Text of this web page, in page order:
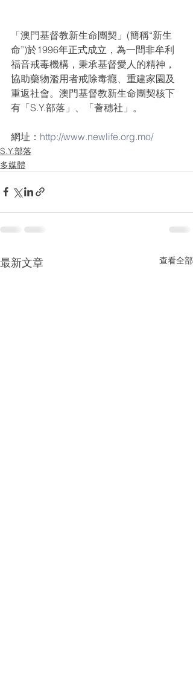
「澳門基督教新生命團契」(簡稱“新生
命”)於1996年正式成立，為一間非牟利
福音戒毒機構，秉承基督愛人的精神，
協助藥物濫用者戒除毒癮、重建家園及
重返社會。澳門基督教新生命團契核下
有「S.Y.部落」、「薈穗社」。
網址： http://www.newlife.org.mo/
S.Y.部落
多媒體
最新文章 查看全部